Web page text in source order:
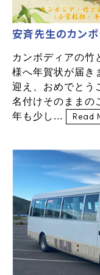
安斉先生のカンボ
カンボディアの竹
様へ年賀状が届き
迎え、おめでとう
名付けそのままの
年も少し...
Read